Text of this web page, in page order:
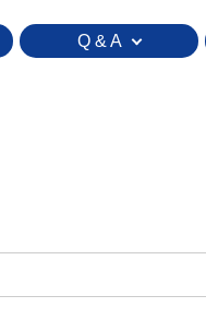
Q & A